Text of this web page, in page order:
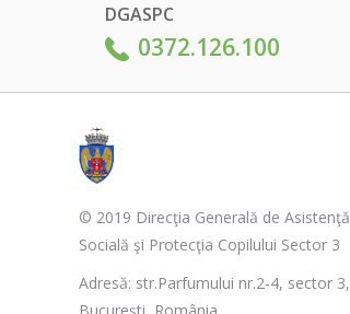
DGASPC
0372.126.100
© 2019 Direcţia Generală de Asistenţă
Socială şi Protecţia Copilului Sector 3
Adresă: str.Parfumului nr.2-4, sector 3,